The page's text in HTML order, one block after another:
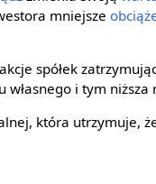
mniejsze
spółek
własnego i tym
która utrzymuje,